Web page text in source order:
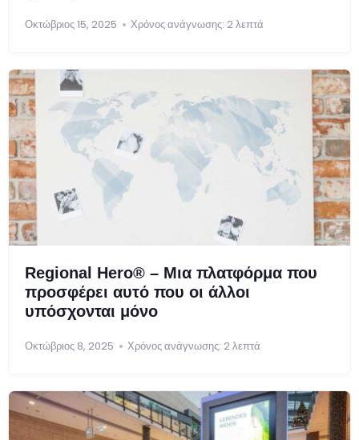
Οκτώβριος 15, 2025 Χρόνος ανάγνωσης: 2 λεπτά
Regional Hero® – Μια πλατφόρμα που
προσφέρει αυτό που οι άλλοι
υπόσχονται μόνο
Οκτώβριος 8, 2025 Χρόνος ανάγνωσης: 2 λεπτά